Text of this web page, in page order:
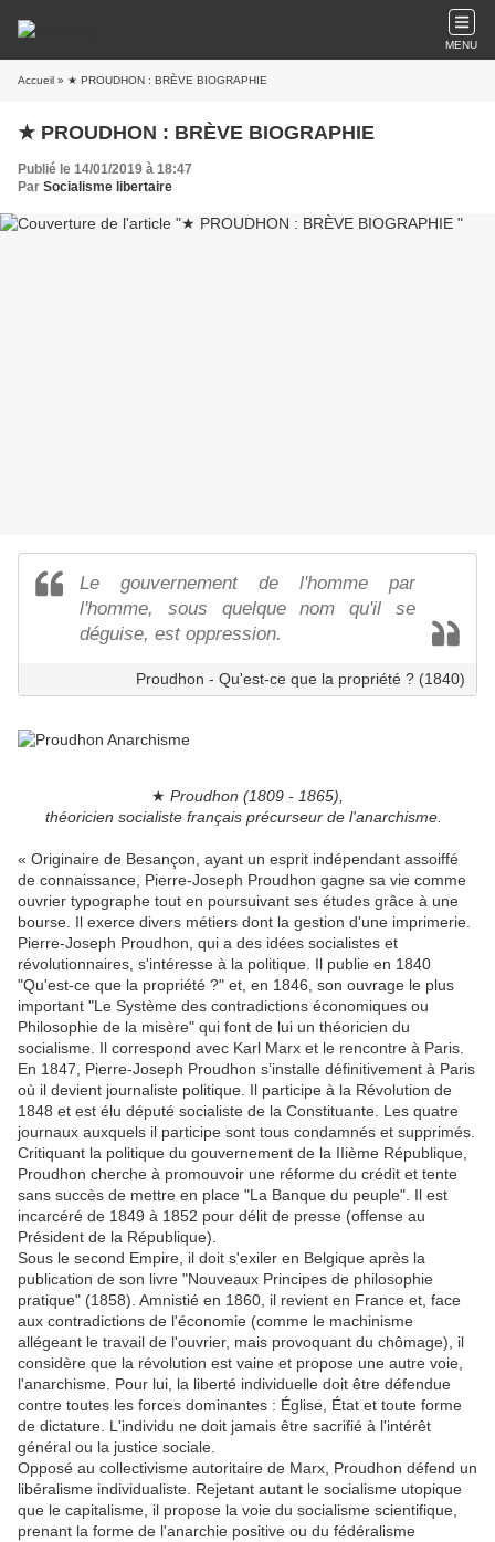
MENU
Accueil » ★ PROUDHON : BRÈVE BIOGRAPHIE
★ PROUDHON : BRÈVE BIOGRAPHIE
Publié le 14/01/2019 à 18:47
Par Socialisme libertaire
Le gouvernement de l'homme par
l'homme, sous quelque nom qu'il se
déguise, est oppression.
Proudhon - Qu'est-ce que la propriété ? (1840)
★ Proudhon (1809 - 1865),
théoricien socialiste français précurseur de l'anarchisme.
« Originaire de Besançon, ayant un esprit indépendant assoiffé
de connaissance, Pierre-Joseph Proudhon gagne sa vie comme
ouvrier typographe tout en poursuivant ses études grâce à une
bourse. Il exerce divers métiers dont la gestion d'une imprimerie.
Pierre-Joseph Proudhon, qui a des idées socialistes et
révolutionnaires, s'intéresse à la politique. Il publie en 1840
"Qu'est-ce que la propriété ?" et, en 1846, son ouvrage le plus
important "Le Système des contradictions économiques ou
Philosophie de la misère" qui font de lui un théoricien du
socialisme. Il correspond avec Karl Marx et le rencontre à Paris.
En 1847, Pierre-Joseph Proudhon s’installe définitivement à Paris
où il devient journaliste politique. Il participe à la Révolution de
1848 et est élu député socialiste de la Constituante. Les quatre
journaux auxquels il participe sont tous condamnés et supprimés.
Critiquant la politique du gouvernement de la IIième République,
Proudhon cherche à promouvoir une réforme du crédit et tente
sans succès de mettre en place "La Banque du peuple". Il est
incarcéré de 1849 à 1852 pour délit de presse (offense au
Président de la République).
Sous le second Empire, il doit s'exiler en Belgique après la
publication de son livre "Nouveaux Principes de philosophie
pratique" (1858). Amnistié en 1860, il revient en France et, face
aux contradictions de l'économie (comme le machinisme
allégeant le travail de l'ouvrier, mais provoquant du chômage), il
considère que la révolution est vaine et propose une autre voie,
l'anarchisme. Pour lui, la liberté individuelle doit être défendue
contre toutes les forces dominantes : Église, État et toute forme
de dictature. L'individu ne doit jamais être sacrifié à l'intérêt
général ou la justice sociale.
Opposé au collectivisme autoritaire de Marx, Proudhon défend un
libéralisme individualiste. Rejetant autant le socialisme utopique
que le capitalisme, il propose la voie du socialisme scientifique,
prenant la forme de l'anarchie positive ou du fédéralisme